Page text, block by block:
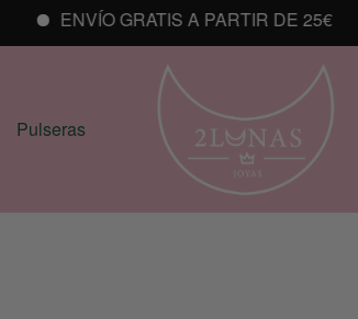
ENVÍO GRATIS A PARTIR DE 25€
Pulseras